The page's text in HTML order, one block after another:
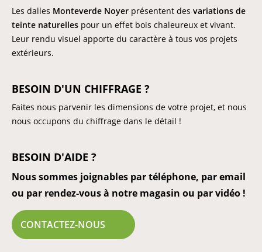
Les dalles Monteverde Noyer présentent des variations de
teinte naturelles pour un effet bois chaleureux et vivant.
Leur rendu visuel apporte du caractère à tous vos projets
extérieurs.
BESOIN D'UN CHIFFRAGE ?
Faites nous parvenir les dimensions de votre projet, et nous
nous occupons du chiffrage dans le détail !
BESOIN D'AIDE ?
Nous sommes joignables par téléphone, par email
ou par rendez-vous à notre magasin ou par vidéo !
CONTACTEZ-NOUS